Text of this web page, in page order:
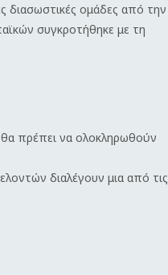
διασωστικές ομάδες από την
συγκροτήθηκε με τη
πρέπει να ολοκληρωθούν
διαλέγουν μια από τις